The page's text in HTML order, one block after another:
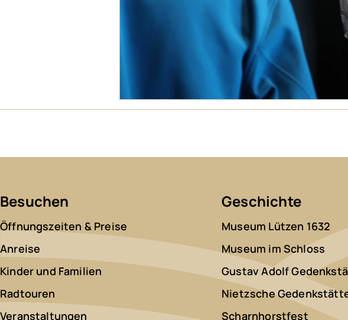
Besuchen
Öffnungszeiten & Preise
Anreise
Kinder und Familien
Radtouren
Veranstaltungen
Geschichte
Museum Lützen 1632
Museum im Schloss
Gustav Adolf
Nietzsche
Scharnhorstfest